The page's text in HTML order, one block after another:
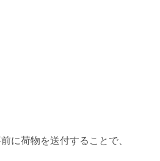
に荷物を送付することで、